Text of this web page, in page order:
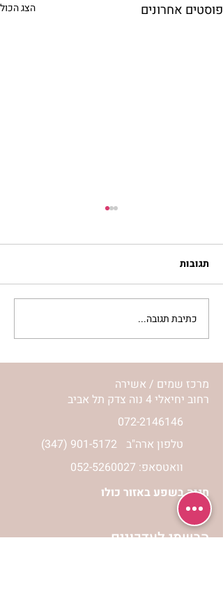
פוסטים אחרונים הצג הכול
להזכיר ללב שלי איך
מרגישה אהבה | נורית אילון
הירש
תגובות
כתיבת תגובה...
מרכז שמים / אשירה
רחוב יחיאלי 4 נוה צדק תל אביב
072-2146146
(347) 901-5172 טלפון ארה"ב
וואטסאפ: 052-5260027
חניה בשפע באזור כולו
הרשמי לעדכונים